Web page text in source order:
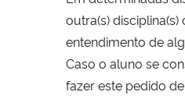
outra(s)
entendimento de
Caso o aluno se
fazer este pedido